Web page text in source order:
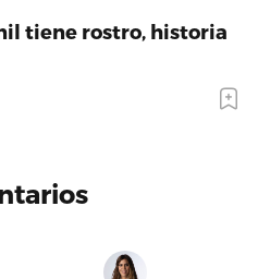
tiene rostro, historia